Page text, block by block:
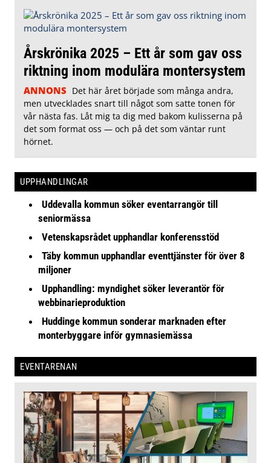
Årskrönika 2025 – Ett år som gav oss
riktning inom modulära montersystem
ANNONS Det här året började som många andra,
men utvecklades snart till något som satte tonen för
vår nästa fas. Låt mig ta dig med bakom kulisserna på
det som format oss — och på det som väntar runt
hörnet.
UPPHANDLINGAR
Uddevalla kommun söker eventarrangör till
seniormässa
Vetenskapsrådet upphandlar konferensstöd
Täby kommun upphandlar eventtjänster för över 8
miljoner
Upphandling: myndighet söker leverantör för
webbinarieproduktion
Huddinge kommun sonderar marknaden efter
monterbyggare inför gymnasiemässa
EVENTARENAN